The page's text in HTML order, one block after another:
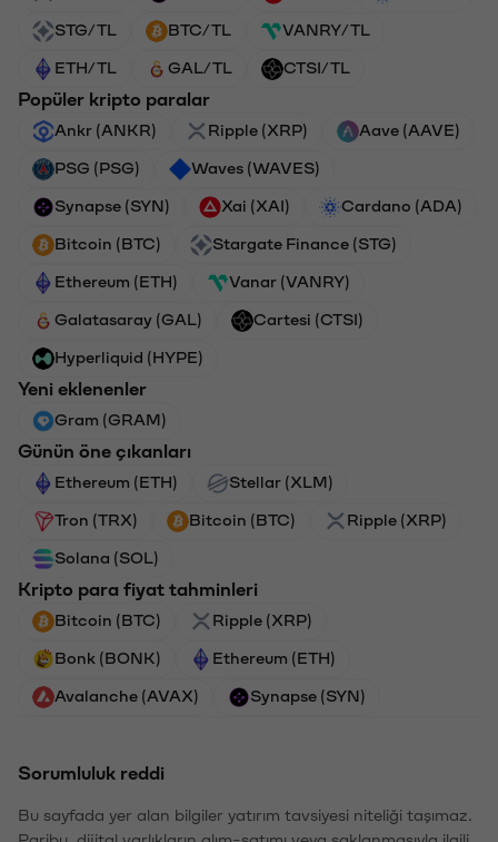
STG/TL BTC/TL VANRY/TL
ETH/TL GAL/TL CTSI/TL
Popüler kripto paralar
Ankr (ANKR) Ripple (XRP) Aave (AAVE)
PSG (PSG) Waves (WAVES)
Synapse (SYN) Xai (XAI) Cardano (ADA)
Bitcoin (BTC) Stargate Finance (STG)
Ethereum (ETH) Vanar (VANRY)
Galatasaray (GAL) Cartesi (CTSI)
Hyperliquid (HYPE)
Yeni eklenenler
Gram (GRAM)
Günün öne çıkanları
Ethereum (ETH) Stellar (XLM)
Tron (TRX) Bitcoin (BTC) Ripple (XRP)
Solana (SOL)
Kripto para fiyat tahminleri
Bitcoin (BTC) Ripple (XRP)
Bonk (BONK) Ethereum (ETH)
Avalanche (AVAX) Synapse (SYN)
Sorumluluk reddi
Bu sayfada yer alan bilgiler yatırım tavsiyesi niteliği taşımaz.
Paribu, dijital varlıkların alım-satımı veya saklanmasıyla ilgili